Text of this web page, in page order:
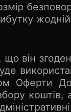
жодній
він
Оферти
коштів,